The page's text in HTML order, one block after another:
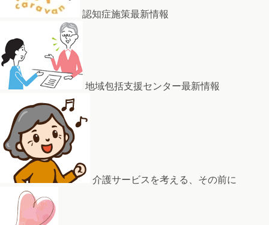
認知症施策最新情報
地域包括支援センター最新情報
介護サービスを考える、その前に